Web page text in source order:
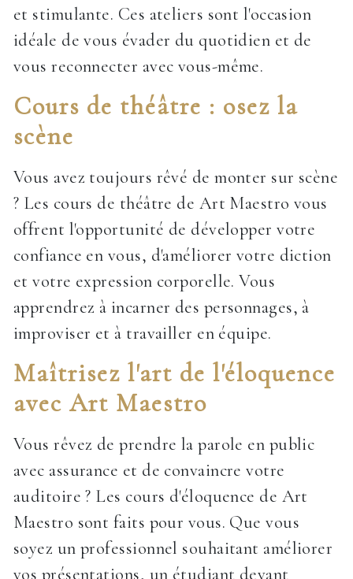
et stimulante. Ces ateliers sont l'occasion
idéale de vous évader du quotidien et de
vous reconnecter avec vous-même.
Cours de théâtre : osez la
scène
Vous avez toujours rêvé de monter sur scène
? Les cours de théâtre de Art Maestro vous
offrent l'opportunité de développer votre
confiance en vous, d'améliorer votre diction
et votre expression corporelle. Vous
apprendrez à incarner des personnages, à
improviser et à travailler en équipe.
Maîtrisez l'art de l'éloquence
avec Art Maestro
Vous rêvez de prendre la parole en public
avec assurance et de convaincre votre
auditoire ? Les cours d'éloquence de Art
Maestro sont faits pour vous. Que vous
soyez un professionnel souhaitant améliorer
vos présentations, un étudiant devant